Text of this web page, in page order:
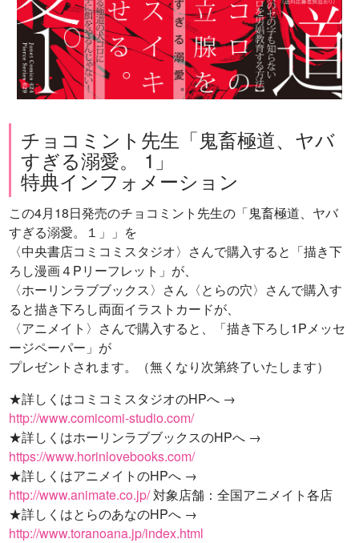
チョコミント先生「鬼畜極道、ヤバ
すぎる溺愛。 1」
特典インフォメーション
この4月18日発売のチョコミント先生の「鬼畜極道、ヤバ
すぎる溺愛。１」」を
〈中央書店コミコミスタジオ〉さんで購入すると「描き下
ろし漫画４Pリーフレット」が、
〈ホーリンラブブックス〉さん〈とらの穴〉さんで購入す
ると描き下ろし両面イラストカードが、
〈アニメイト〉さんで購入すると、「描き下ろし1Pメッセ
ージペーパー」が
プレゼントされます。（無くなり次第終了いたします）
★詳しくはコミコミスタジオのHPへ →
http://www.comicomi-studio.com/
★詳しくはホーリンラブブックスのHPへ →
https://www.horinlovebooks.com/
★詳しくはアニメイトのHPへ →
http://www.animate.co.jp/対象店舗：全国アニメイト各店
★詳しくはとらのあなのHPへ →
http://www.toranoana.jp/index.html